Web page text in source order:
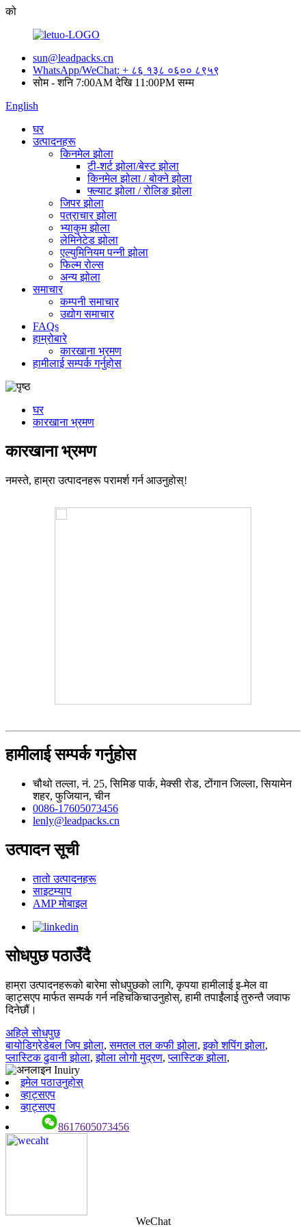
को
sun@leadpacks.cn
WhatsApp/WeChat: + ८६ १३८ ०६०० ८९५९
सोम - शनि 7:00AM देखि 11:00PM सम्म
English
घर
उत्पादनहरू
किनमेल झोला
टी-शर्ट झोला/बेस्ट झोला
किनमेल झोला / बोक्ने झोला
फ्ल्याट झोला / रोलिङ झोला
जिपर झोला
पत्राचार झोला
भ्याकुम झोला
लेमिनेटेड झोला
एल्युमिनियम पन्नी झोला
फिल्म रोल्स
अन्य झोला
समाचार
कम्पनी समाचार
उद्योग समाचार
FAQs
हाम्रोबारे
कारखाना भ्रमण
हामीलाई सम्पर्क गर्नुहोस
घर
कारखाना भ्रमण
कारखाना भ्रमण
नमस्ते, हाम्रा उत्पादनहरू परामर्श गर्न आउनुहोस्!
हामीलाई सम्पर्क गर्नुहोस
चौथो तल्ला, नं. 25, सिमिङ पार्क, मेक्सी रोड, टोंगान जिल्ला, सियामेन
शहर, फुजियान, चीन
0086-17605073456
lenly@leadpacks.cn
उत्पादन सूची
तातो उत्पादनहरू
साइटम्याप
AMP मोबाइल
सोधपुछ पठाउँदै
हाम्रा उत्पादनहरूको बारेमा सोधपुछको लागि, कृपया हामीलाई इ-मेल वा
व्हाट्सएप मार्फत सम्पर्क गर्न नहिचकिचाउनुहोस्, हामी तपाईंलाई तुरुन्तै जवाफ
दिनेछौं।
अहिले सोधपुछ
बायोडिग्रेडेबल जिप झोला,समतल तल कफी झोला,इको शपिंग झोला,
प्लास्टिक ढुवानी झोला,झोला लोगो मुद्रण,प्लास्टिक झोला,
इमेल पठाउनुहोस्
व्हाट्सएप
व्हाट्सएप
8617605073456
WeChat